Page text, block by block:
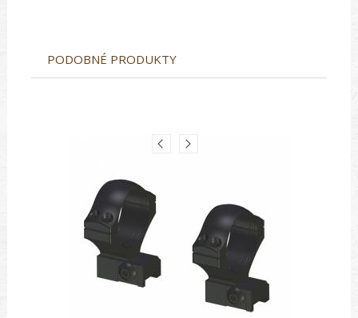
PODOBNÉ PRODUKTY